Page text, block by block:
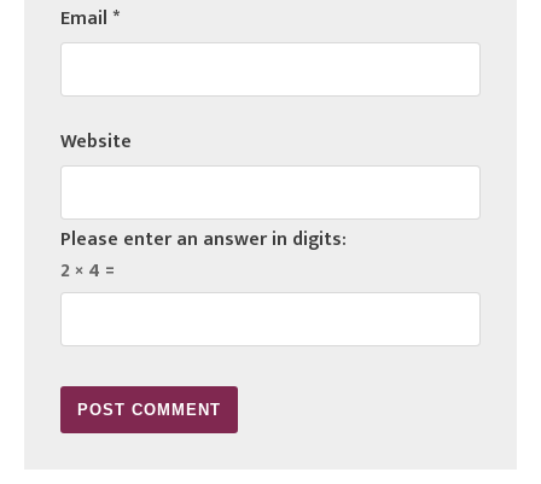
Email*
Website
Please enter an answer in digits:
2 × 4 =